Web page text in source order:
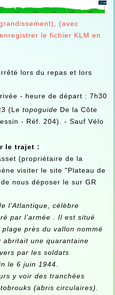
(avec
le fichier KLM en
lors du repas et lors
- heure de départ : 7h30
(Le topoguide De la Côte
- Réf. 204). - Sauf Vélo
le trajet :
(propriétaire de la
visiter le site "Plateau de
nous déposer le sur GR
l’Atlantique, célèbre
par l’armée . Il est situé
près du vallon nommé
abritait une quarantaine
par les soldats
le 6 juin 1944.
y voir des tranchées
(abris circulaires).